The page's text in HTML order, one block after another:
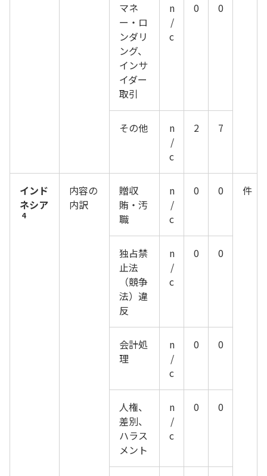
マネ
ー・ロ
ンダリ
ング、
インサ
イダー
取引
n
/
c
0 0
その他
n
/
c
2 7
インド
ネシア
4
内容の
内訳
贈収
賄・汚
職
n
/
c
0 0 件
独占禁
止法
（競争
法）違
反
n
/
c
0 0
会計処
理
n
/
c
0 0
人権、
差別、
ハラス
メント
n
/
c
0 0